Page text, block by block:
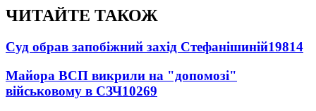
ЧИТАЙТЕ ТАКОЖ
Суд обрав запобіжний захід Стефанішиній19814
Майора ВСП викрили на "допомозі"
військовому в СЗЧ10269